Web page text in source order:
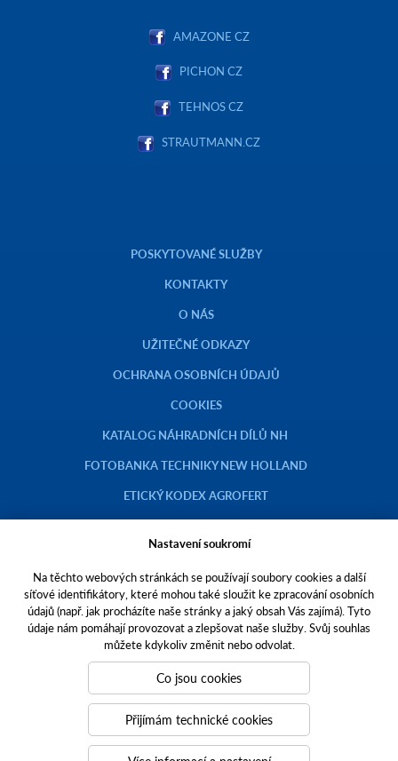
AMAZONE CZ
PICHON CZ
TEHNOS CZ
STRAUTMANN.CZ
POSKYTOVANÉ SLUŽBY
KONTAKTY
O NÁS
UŽITEČNÉ ODKAZY
OCHRANA OSOBNÍCH ÚDAJŮ
COOKIES
KATALOG NÁHRADNÍCH DÍLŮ NH
FOTOBANKA TECHNIKY NEW HOLLAND
ETICKÝ KODEX AGROFERT
Copyright © 2023 AGROTEC a.s.
Toto jsou internetové stránky společnosti AGROTEC a. s., se sídlem v
Hustopečích, Brněnská 74, PSČ 69301, IČO 00544957,
zapsané v OR vedeném Krajským soudem v Brně, oddíl B, vložka 138.
Společnost AGROTEC a.s. je členem koncernu AGROFERT řízeného
společností AGROFERT, a.s.,
IČO 26185610, se sídlem na adrese Pyšelská 2327/2, Chodov, 149 00
Praha 4.
webové portály, které vám pomáhají růst. Jsme
Nastavení soukromí
Na těchto webových stránkách se používají soubory cookies a další
síťové identifikátory, které mohou také sloužit ke zpracování osobních
údajů (např. jak procházíte naše stránky a jaký obsah Vás zajímá). Tyto
údaje nám pomáhají provozovat a zlepšovat naše služby. Svůj souhlas
můžete kdykoliv změnit nebo odvolat.
Co jsou cookies
Přijímám technické cookies